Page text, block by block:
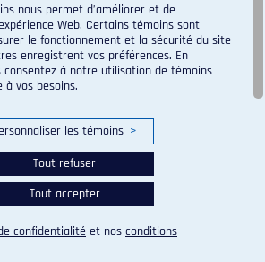
l'Université de Montréal. Tous droits
réservés.
des témoins
nous permet d’améliorer et de
Web. Certains témoins sont
le fonctionnement et la sécurité du site
enregistrent vos préférences. En
à notre utilisation de témoins
à vos besoins.
les témoins >
Tout refuser
Tout accepter
confidentialité et nos conditions